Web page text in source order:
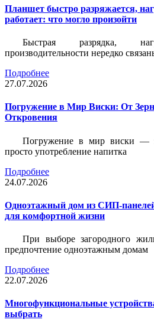
Планшет быстро разряжается,
работает: что могло произойти
Быстрая разрядка,
производительности нередко
Подробнее
27.07.2026
Погружение в Мир Виски: От
Откровения
Погружение в мир виски —
просто употребление напитка
Подробнее
24.07.2026
Одноэтажный дом из СИП-
для комфортной жизни
При выборе загородного
предпочтение одноэтажным домам
Подробнее
22.07.2026
Многофункциональные
выбрать